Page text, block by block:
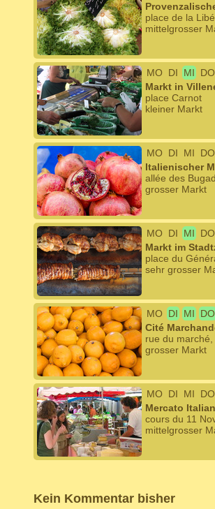
place de la
mittelgrosser
MO DI MI DO
Markt in
place Carnot
kleiner Markt
MO DI MI DO
Italienischer
allée des
grosser Markt
MO DI MI DO
Markt im
place du
sehr grosser
MO DI MI DO
Cité
rue du
grosser Markt
MO DI MI DO
Mercato
cours du 11
mittelgrosser
Kein Kommentar bisher